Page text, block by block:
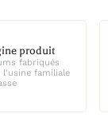
produit
sans CMR